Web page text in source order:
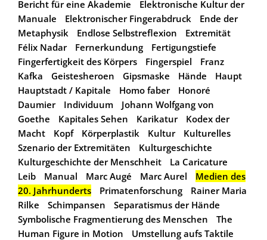
Bericht für eine Akademie
Elektronische Kultur der
Manuale
Elektronischer Fingerabdruck
Ende der
Metaphysik
Endlose Selbstreflexion
Extremität
Félix Nadar
Fernerkundung
Fertigungstiefe
Fingerfertigkeit des Körpers
Fingerspiel
Franz
Kafka
Geistesheroen Gipsmaske Hände
Haupt
Hauptstadt / Kapitale
Homo faber
Honoré
Daumier
Individuum
Johann Wolfgang von
Goethe
Kapitales Sehen Karikatur
Kodex der
Macht
Kopf Körperplastik Kultur
Kulturelles
Szenario der Extremitäten
Kulturgeschichte
Kulturgeschichte der Menschheit
La Caricature
Leib
Manual Marc Augé Marc Aurel
Medien des
20. Jahrhunderts
Primatenforschung
Rainer Maria
Rilke
Schimpansen
Separatismus der Hände
Symbolische Fragmentierung des Menschen
The
Human Figure in Motion
Umstellung aufs Taktile